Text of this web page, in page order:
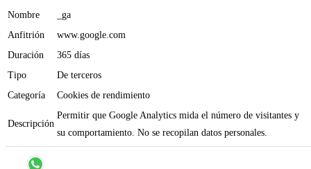
Nombre
_ga
Anfitrión
www.google.com
Duración
365 días
Tipo
De terceros
Categoría
Cookies de rendimiento
Descripción
Permitir que Google Analytics mida el número de visitantes y
su comportamiento. No se recopilan datos personales.